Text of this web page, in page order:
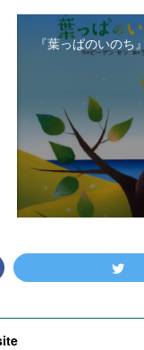
『葉っぱのいのち』